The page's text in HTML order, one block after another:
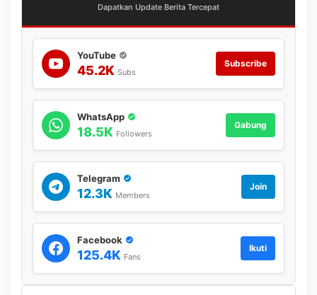
Dapatkan Update Berita Tercepat
YouTube
45.2K Subs
Subscribe
WhatsApp
18.5K Followers
Gabung
Telegram
12.3K Members
Join
Facebook
125.4K Fans
Ikuti